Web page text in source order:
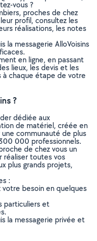
vous ?
proches de chez
profil, consultez les
réalisations, les notes
la messagerie AlloVoisins
en ligne, en passant
lieux, les devis et les
à chaque étape de votre
?
dédiée aux
de matériel, créée en
communauté de plus
000 professionnels.
de chez vous un
réaliser toutes vos
plus grands projets,
:
votre besoin en quelques
particuliers et
la messagerie privée et